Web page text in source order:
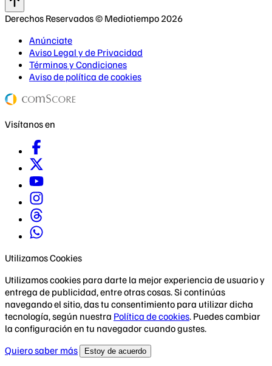
Derechos Reservados © Mediotiempo 2026
Anúnciate
Aviso Legal y de Privacidad
Términos y Condiciones
Aviso de política de cookies
Visítanos en
Utilizamos Cookies
Utilizamos cookies para darte la mejor experiencia de usuario y
entrega de publicidad, entre otras cosas. Si continúas
navegando el sitio, das tu consentimiento para utilizar dicha
tecnología, según nuestra Política de cookies. Puedes cambiar
la configuración en tu navegador cuando gustes.
Quiero saber más
Estoy de acuerdo